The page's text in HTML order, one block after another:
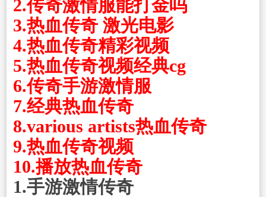
2.传奇激情服能打金吗
3.热血传奇 激光电影
4.热血传奇精彩视频
5.热血传奇视频经典cg
6.传奇手游激情服
7.经典热血传奇
8.various artists热血传奇
9.热血传奇视频
10.播放热血传奇
1.手游激情传奇